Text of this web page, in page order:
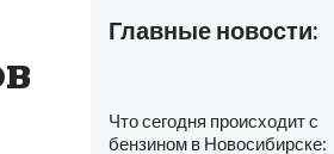
Главные новости:
Что сегодня происходит с
бензином в Новосибирске: